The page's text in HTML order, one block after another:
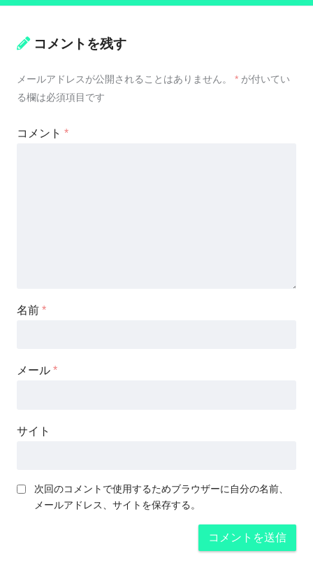
コメントを残す
メールアドレスが公開されることはありません。 * が付いてい
る欄は必須項目です
コメント *
名前 *
メール *
サイト
次回のコメントで使用するためブラウザーに自分の名前、
メールアドレス、サイトを保存する。